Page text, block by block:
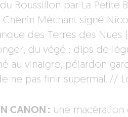
Roussillon par La Petite
Méchant signé
des Terres des Nues
du végé : dips de
au vinaigre, pélardon
ne pas finir supermal. //
CANON : une